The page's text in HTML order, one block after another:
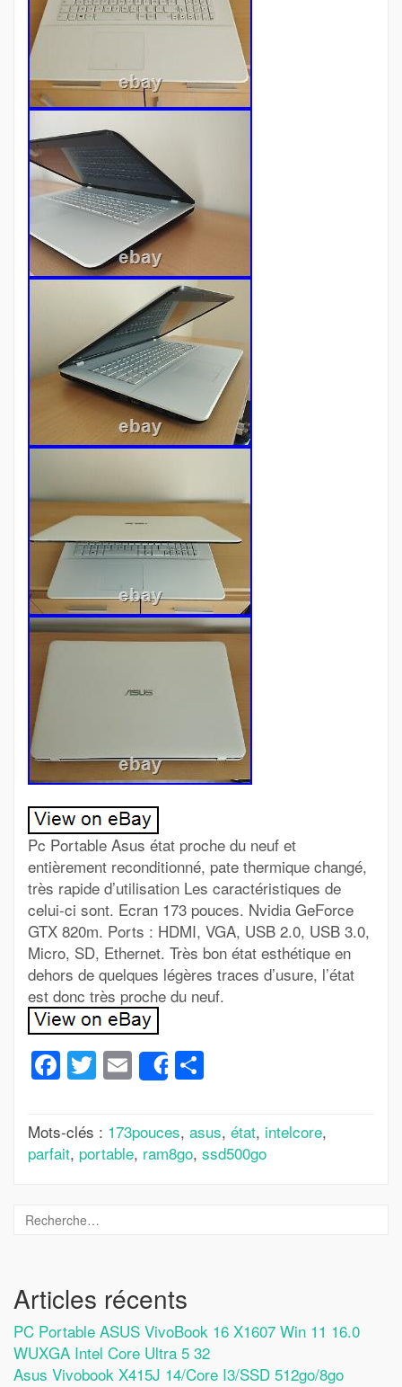
Pc Portable Asus état proche du neuf et
entièrement reconditionné, pate thermique changé,
très rapide d’utilisation Les caractéristiques de
celui-ci sont. Ecran 173 pouces. Nvidia GeForce
GTX 820m. Ports : HDMI, VGA, USB 2.0, USB 3.0,
Micro, SD, Ethernet. Très bon état esthétique en
dehors de quelques légères traces d’usure, l’état
est donc très proche du neuf.
Facebook
Twitter
Email
Share
Mots-clés : 173pouces, asus, état, intelcore,
parfait, portable, ram8go, ssd500go
Articles récents
PC Portable ASUS VivoBook 16 X1607 Win 11 16.0
WUXGA Intel Core Ultra 5 32
Asus Vivobook X415J 14/Core I3/SSD 512go/8go